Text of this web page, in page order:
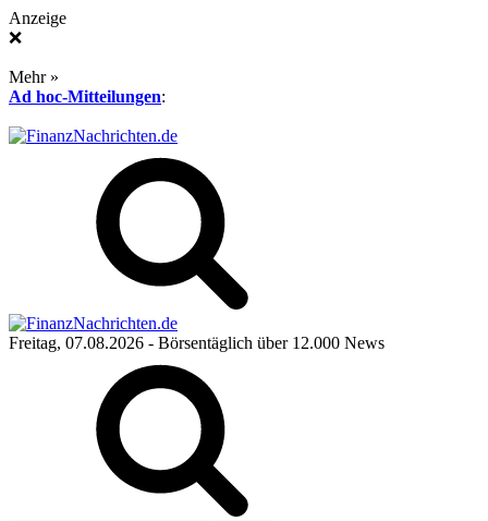
Anzeige
❌
Mehr »
Ad hoc-Mitteilungen:
Freitag, 07.08.2026 - Börsentäglich über 12.000 News